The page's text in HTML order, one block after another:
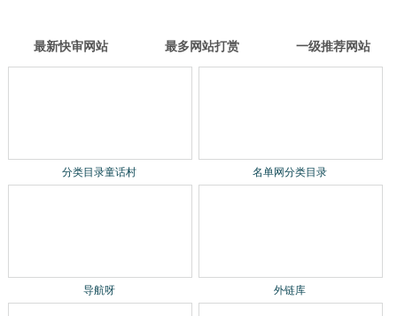
最新快审网站 最多网站打赏 一级推荐网站
分类目录童话村 名单网分类目录